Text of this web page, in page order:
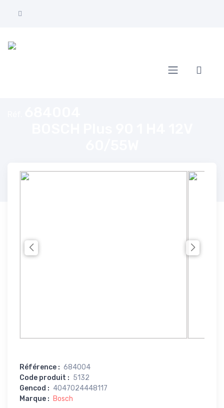
Référence : 684004
Code produit : 5132
Gencod : 4047024448117
Marque : Bosch